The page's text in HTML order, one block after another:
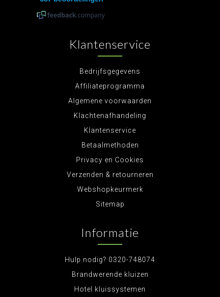
Klantenservice
Bedrijfsgegevens
Affiliateprogramma
Algemene voorwaarden
Klachtenafhandeling
Klantenservice
Betaalmethoden
Privacy en Cookies
Verzenden & retourneren
Webshopkeurmerk
Sitemap
Informatie
Hulp nodig? 0320-748074
Brandwerende kluizen
Hotel kluissystemen